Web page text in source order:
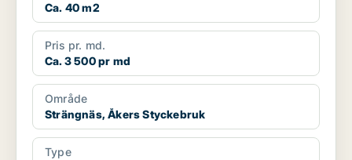
Ca. 40 m2
Pris pr. md.
Ca. 3 500 pr md
Område
Strängnäs, Åkers Styckebruk
Type